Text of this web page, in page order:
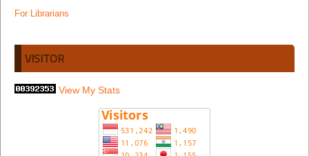
For Librarians
VISITOR
View My Stats